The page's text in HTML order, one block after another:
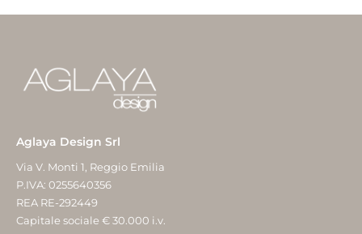
Aglaya Design Srl
Via V. Monti 1, Reggio Emilia
P.IVA: 0255640356
REA RE-292449
Capitale sociale € 30.000 i.v.